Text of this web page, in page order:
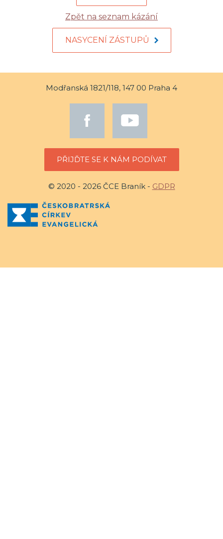
Zpět na seznam kázání
NASYCENÍ ZÁSTUPŮ
Modřanská 1821/118, 147 00 Praha 4
PŘIJĎTE SE K NÁM PODÍVAT
© 2020 - 2026 ČCE Braník - GDPR